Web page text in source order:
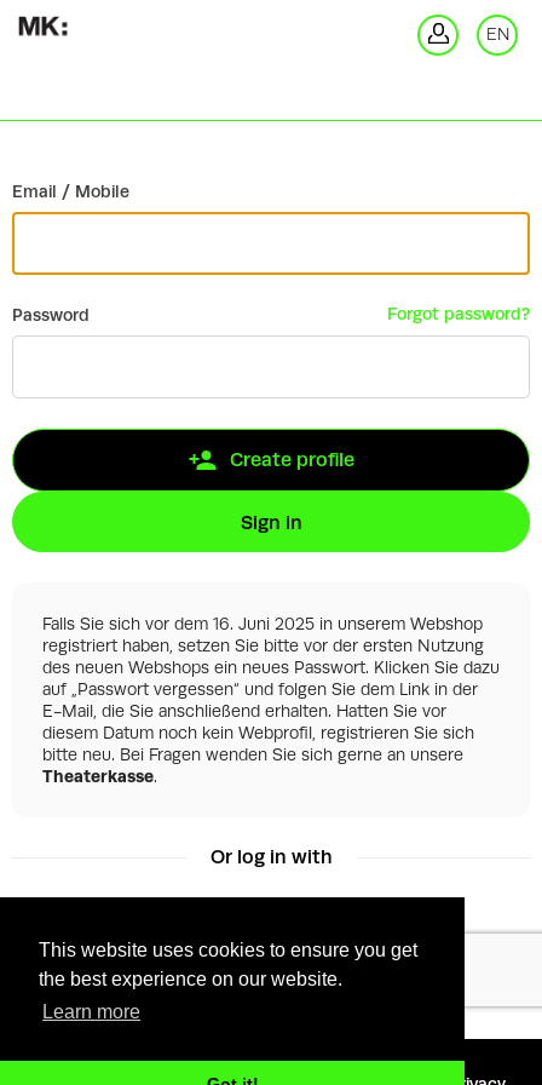
This website uses cookies to ensure you get
the best experience on our website.
Learn more
EN
Email / Mobile
Password Forgot password?
Create profile
Sign in
Falls Sie sich vor dem 16. Juni 2025 in unserem Webshop
registriert haben, setzen Sie bitte vor der ersten Nutzung
des neuen Webshops ein neues Passwort. Klicken Sie dazu
auf „Passwort vergessen“ und folgen Sie dem Link in der
E-Mail, die Sie anschließend erhalten. Hatten Sie vor
diesem Datum noch kein Webprofil, registrieren Sie sich
bitte neu. Bei Fragen wenden Sie sich gerne an unsere
Theaterkasse.
Or log in with
Facebook